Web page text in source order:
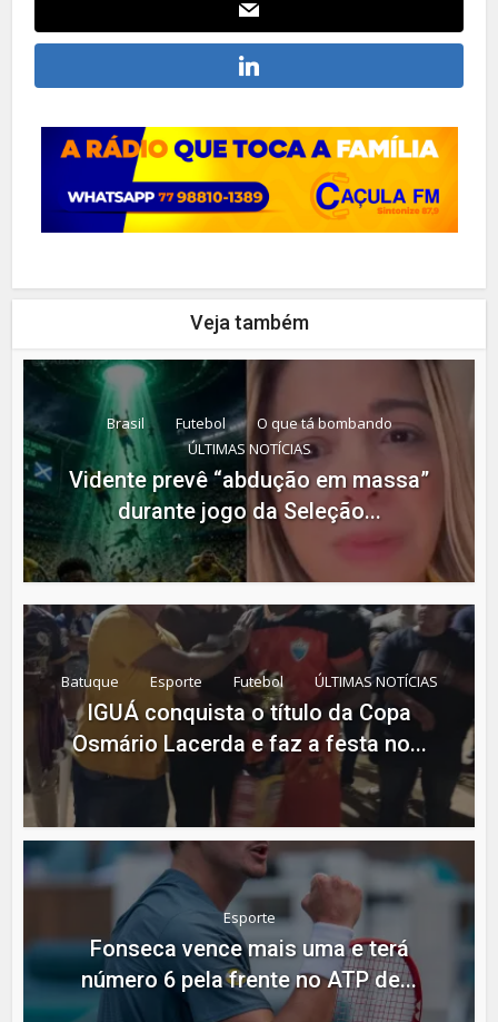
Veja também
Brasil Futebol
O que tá bombando
ÚLTIMAS NOTÍCIAS
Vidente prevê “abdução em massa”
durante jogo da Seleção...
Batuque Esporte Futebol ÚLTIMAS NOTÍCIAS
IGUÁ conquista o título da Copa
Osmário Lacerda e faz a festa no...
Esporte
Fonseca vence mais uma e terá
número 6 pela frente no ATP de...